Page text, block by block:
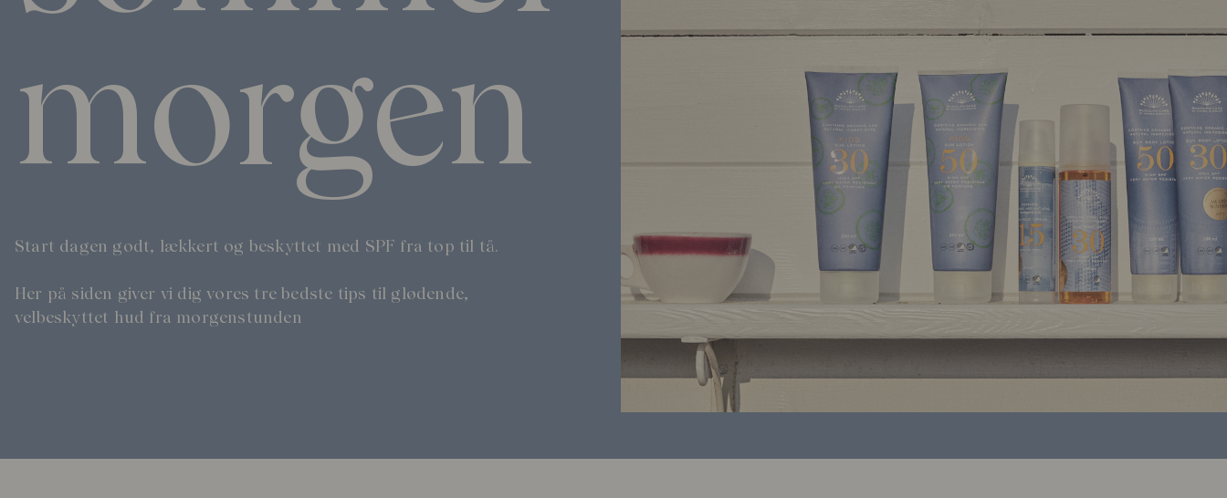
Skincare Wardrobe
I House of Rudolph Care
Hos udvalgte klinikker
Videointerview: 20 år efter begyndelsen
morgen
Start dagen godt, lækkert og beskyttet med SPF fra top til tå.
Her på siden giver vi dig vores tre bedste tips til glødende,
velbeskyttet hud fra morgenstunden